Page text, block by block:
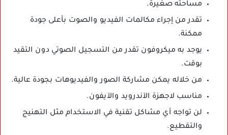
مساحته صغيرة.
تقدر من إجراء مكالمات الفيديو والصوت بأعلى جودة
ممكنة.
يوجد به ميكروفون تقدر من التسجيل الصوتي دون التقيد
بوقت.
من خلاله يمكن مشاركة الصور والفيديوهات بجودة عالية.
مناسب لاجهزة الآندرويد والآيفون.
لن تواجه أي مشاكل تقنية في الاستخدام مثل التهنيج
والتقطيع.